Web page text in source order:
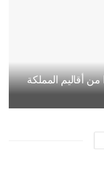
أقاليم المملكة